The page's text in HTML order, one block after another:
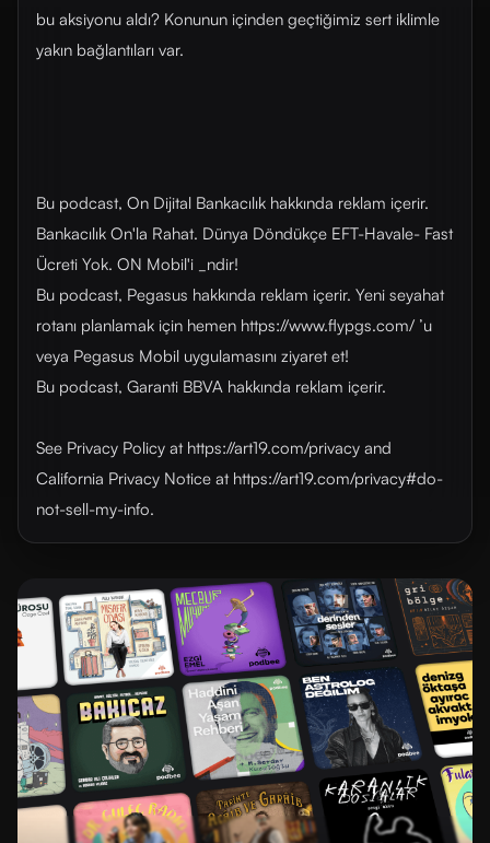
bu aksiyonu aldı? Konunun içinden geçtiğimiz sert iklimle
yakın bağlantıları var.
Bu podcast, On Dijital Bankacılık hakkında reklam içerir.
Bankacılık On'la Rahat. Dünya Döndükçe EFT-Havale- Fast
Ücreti Yok. ON Mobil'i _ndir!
Bu podcast, Pegasus hakkında reklam içerir. Yeni seyahat
rotanı planlamak için hemen https://www.flypgs.com/ ’u
veya Pegasus Mobil uygulamasını ziyaret et!
Bu podcast, Garanti BBVA hakkında reklam içerir.
See Privacy Policy at https://art19.com/privacy and
California Privacy Notice at https://art19.com/privacy#do-
not-sell-my-info.